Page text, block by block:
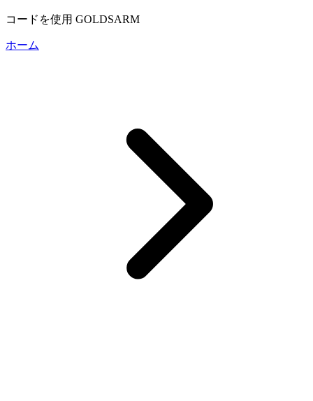
コードを使用 GOLDSARM
ホーム